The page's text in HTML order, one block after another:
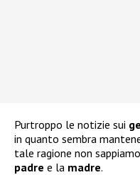
Purtroppo le notizie sui
in quanto sembra
tale ragione non sappiamo
padre e la madre.